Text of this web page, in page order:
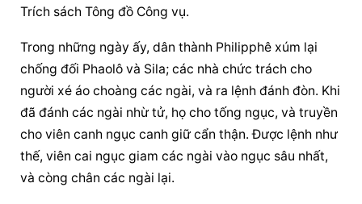
Trích sách Tông đồ Công vụ.
Trong những ngày ấy, dân thành Philipphê xúm lại
chống đối Phaolô và Sila; các nhà chức trách cho
người xé áo choàng các ngài, và ra lệnh đánh đòn. Khi
đã đánh các ngài nhừ tử, họ cho tống ngục, và truyền
cho viên canh ngục canh giữ cẩn thận. Ðược lệnh như
thế, viên cai ngục giam các ngài vào ngục sâu nhất,
và còng chân các ngài lại.